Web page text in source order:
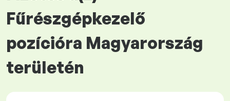
Fűrészgépkezelő
pozícióra Magyarország
területén